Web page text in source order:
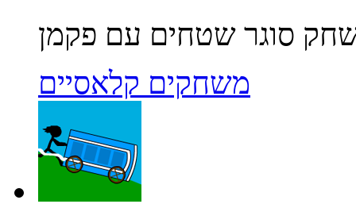
משחקים קלאסיים